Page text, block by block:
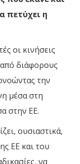
πετύχει η
οι κινήσεις
διάφορους
την
μέσα στη
στην ΕΕ.
ουσιαστικά,
ΕΕ και του
να